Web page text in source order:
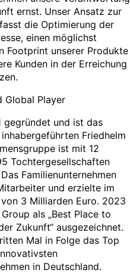
ernst. Unser Ansatz zur
die Optimierung der
einen möglichst
Footprint unserer Produkte
Kunden in der Erreichung
Global Player
gegründet und ist das
Friedhelm
ist mit 12
Tochtergesellschaften
Familienunternehmen
und erzielte im
3 Milliarden Euro. 2023
als „Best Place to
Zukunft“ ausgezeichnet.
Mal in Folge das Top
in Deutschland.